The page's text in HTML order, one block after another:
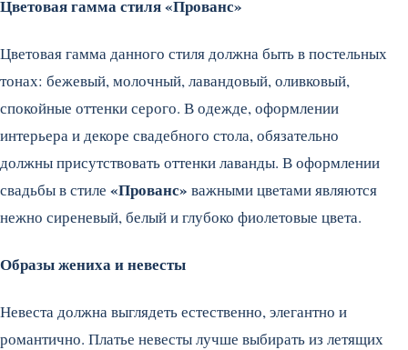
Цветовая гамма стиля «Прованс»
Цветовая гамма данного стиля должна быть в постельных
тонах: бежевый, молочный, лавандовый, оливковый,
спокойные оттенки серого. В одежде, оформлении
интерьера и декоре свадебного стола, обязательно
должны присутствовать оттенки лаванды. В оформлении
свадьбы в стиле «Прованс» важными цветами являются
нежно сиреневый, белый и глубоко фиолетовые цвета.
Образы жениха и невесты
Невеста должна выглядеть естественно, элегантно и
романтично. Платье невесты лучше выбирать из летящих